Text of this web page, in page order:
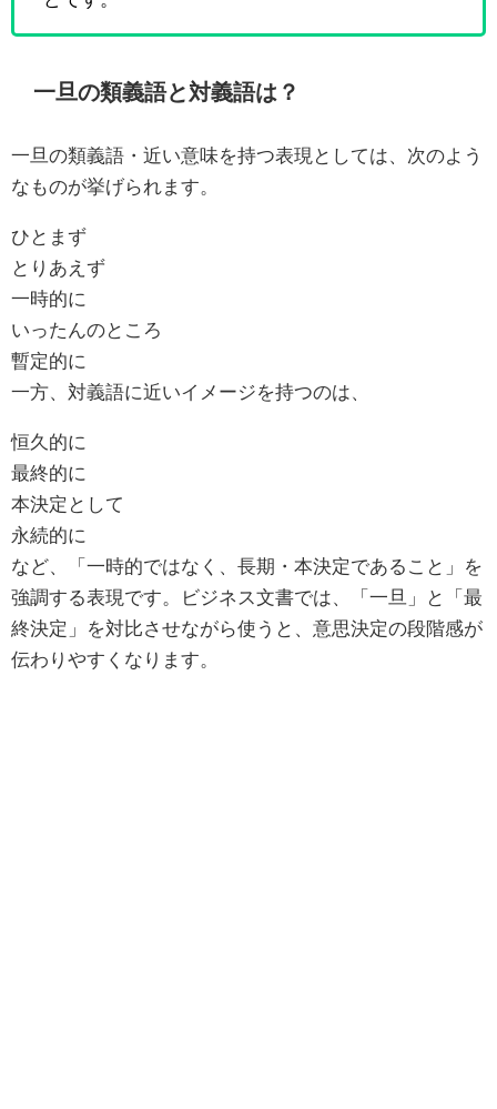
一旦の類義語と対義語は？
一旦の類義語・近い意味を持つ表現としては、次のよう
なものが挙げられます。
ひとまず
とりあえず
一時的に
いったんのところ
暫定的に
一方、対義語に近いイメージを持つのは、
恒久的に
最終的に
本決定として
永続的に
など、「一時的ではなく、長期・本決定であること」を
強調する表現です。ビジネス文書では、「一旦」と「最
終決定」を対比させながら使うと、意思決定の段階感が
伝わりやすくなります。